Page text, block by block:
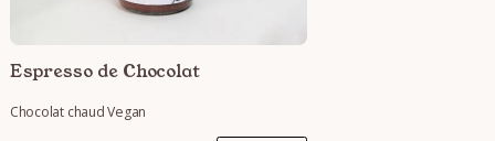
Espresso de Chocolat
Chocolat chaud Vegan